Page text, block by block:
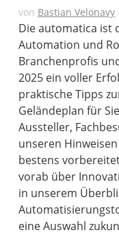
von Bastian Velonavy
Die automatica ist
Automation und
Branchenprofis
2025 ein voller
praktische Tipps
Geländeplan für
Aussteller,
unseren
bestens
vorab über
in unserem
eine Auswahl